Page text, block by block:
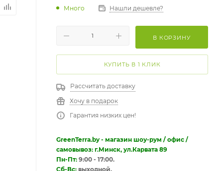
Много Нашли дешевле?
В КОРЗИНУ
КУПИТЬ В 1 КЛИК
Рассчитать доставку
Хочу в подарок
Гарантия низких цен!
GreenTerra.by - магазин шоу-рум / офис /
самовывоз: г.Минск, ул.Карвата 89
Пн-Пт: 9:00 - 17:00.
Сб-Вс: выходной.